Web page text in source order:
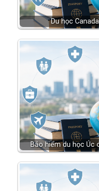
Du học
Bảo hiểm du học Úc